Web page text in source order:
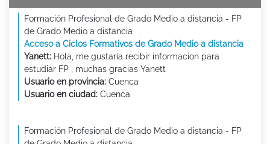
Formación Profesional de Grado Medio a distancia - FP
de Grado Medio a distancia
Acceso a Ciclos Formativos de Grado Medio a distancia
Yanett: Hola, me gustaría recibir informacion para
estudiar FP , muchas gracias Yanett
Usuario en provincia: Cuenca
Usuario en ciudad: Cuenca
Formación Profesional de Grado Medio a distancia - FP